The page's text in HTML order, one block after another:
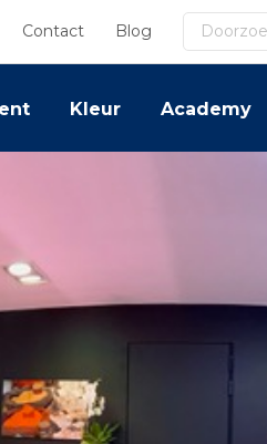
Contact Blog Search
Kleur Academy